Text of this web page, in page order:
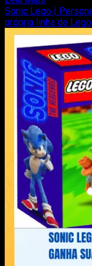
more
about
X1
–
Super
4
X
Altered
Beast
–
S07E88
Sonic Lego |
própria linha de Lego